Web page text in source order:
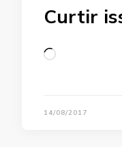
Curtir
Loading…
14/08/2017